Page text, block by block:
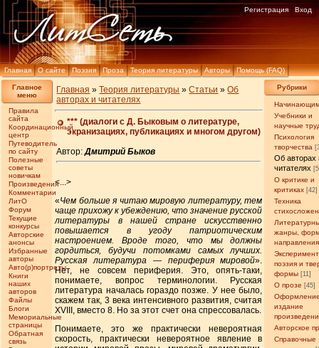
Главная О сайте Поэзия Проза Теория литературы Авторы Помощь (FAQ)
Регистрация Вход
Главное
меню
Правила
сайта
Координационный
центр
Путеводитель
по сайту
Полезные
советы
новичкам
Произведения
Комментарии
ЛитО
Форум
Текущие
конкурсы
Авторские
анонсы
Избранные
авторы
Авто(р)портреты
Книги
наших
авторов
Файлы
Блоги
Мемориальные
страницы
Обратная
связь
Рубрики
Учебники и
научные
Психология
творчества
Об авторах
читателях
О критике и
критиках [42]
Техника
жанры,
направления
поэзия и
формы [11]
О прозе [45]
издание
Авторское
Справочные
Главная »Теория литературы »Статьи »Об
авторах и читателях
*** (диалоги с Д. Быковым о литературе,
экранизациях, публикациях и многом другом)
Автор:Дмитрий Быков
<...>
«Чем больше я читаю мировую литературу, тем
чаще прихожу к убеждению, что значение русской
литературы в нашей стране искусственно
повышается в угоду патриотическим
настроением. Вроде того, что мы должны
гордиться, будучи потомками самых лучших.
Русская литература — периферия мировой».
Нет, не совсем периферия. Это, опять-таки,
понимаете, вопрос терминологии. Русская
литература началась гораздо позже. У нее было,
скажем так, 3 века интенсивного развития, считая
XVIII, вместо 8. Но за этот счет она спрессовалась.
Понимаете, это же практически невероятная
скорость, практически невероятное явление в